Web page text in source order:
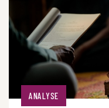
ANALYSE